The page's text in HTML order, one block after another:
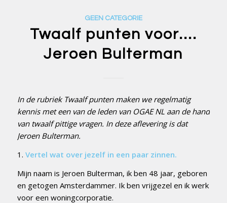
GEEN CATEGORIE
Twaalf punten voor….
Jeroen Bulterman
In de rubriek Twaalf punten maken we regelmatig
kennis met een van de leden van OGAE NL aan de hand
van twaalf pittige vragen. In deze aflevering is dat
Jeroen Bulterman.
1. Vertel wat over jezelf in een paar zinnen.
Mijn naam is Jeroen Bulterman, ik ben 48 jaar, geboren
en getogen Amsterdammer. Ik ben vrijgezel en ik werk
voor een woningcorporatie.